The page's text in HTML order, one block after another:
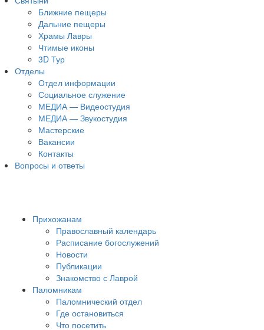
Ближние пещеры
Дальние пещеры
Храмы Лавры
Чтимые иконы
3D Тур
Отделы
Отдел информации
Социальное служение
МЕДИА — Видеостудия
МЕДИА — Звукостудия
Мастерские
Вакансии
Контакты
Вопросы и ответы
Прихожанам
Православный календарь
Расписание богослужений
Новости
Публикации
Знакомство с Лаврой
Паломникам
Паломнический отдел
Где остановиться
Что посетить